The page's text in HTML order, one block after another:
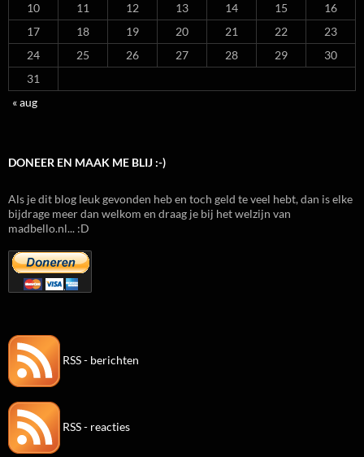
10
11 12 13 14 15
16
17
18 19 20 21 22
23
24
25 26 27 28 29
30
31
« aug
DONEER EN MAAK ME BLIJ :-)
Als je dit blog leuk gevonden heb en toch geld te veel hebt, dan is elke
bijdrage meer dan welkom en draag je bij het welzijn van
madbello.nl... :D
RSS - berichten
RSS - reacties